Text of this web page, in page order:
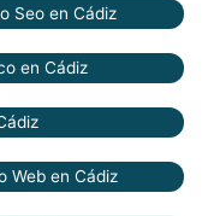
Seo en Cádiz
en Cádiz
Web en Cádiz